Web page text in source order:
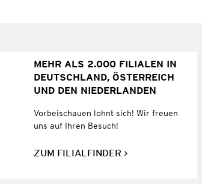
MEHR ALS 2.000 FILIALEN IN
DEUTSCHLAND, ÖSTERREICH
UND DEN NIEDERLANDEN
Vorbeischauen lohnt sich! Wir freuen
uns auf Ihren Besuch!
ZUM FILIALFINDER